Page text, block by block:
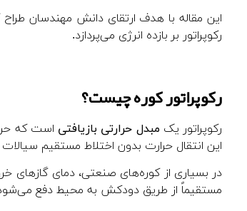
این مقاله با هدف ارتقای دانش مهندسان
رکوپراتور بر بازده انرژی می‌پردازد.
رکوپراتور کوره چیست؟
رکوپراتور یک مبدل حرارتی بازیافتی است که
این انتقال حرارت بدون اختلاط مستقیم
مستقیماً از طریق دودکش به محیط دفع می‌شود؛